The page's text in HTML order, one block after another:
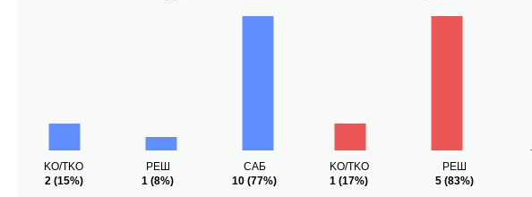
KO/TKO
2(15%)
РЕШ
1 (8%)
САБ
10 (77%)
KO/TKO
1 (17%)
РЕШ
5(83%)